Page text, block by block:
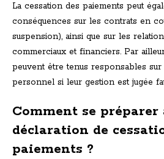
La cessation des paiements peut
conséquences sur les contrats en
suspension), ainsi que sur les
commerciaux et financiers. Par
peuvent être tenus responsables
personnel si leur gestion est jugée
Comment se préparer
déclaration de
paiements ?